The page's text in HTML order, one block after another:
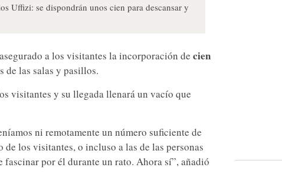
Uffizi: se dispondrán unos cien para descansar y
a los visitantes la incorporación de cien
de las salas y pasillos.
visitantes y su llegada llenará un vacío que
ni remotamente un número suficiente de
de los visitantes, o incluso a las de las personas
por él durante un rato. Ahora sí”, añadió